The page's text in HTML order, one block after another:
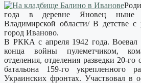
года в деревне Яновец ныне
Владимирской области/ В детстве с
город Иваново.
В РККА с апреля 1942 года. Воевал
конца войны пулеметчиком,
отделения, отделения разведки 20-го
батальона 159-го
Украинских фронтах. Участвовал в